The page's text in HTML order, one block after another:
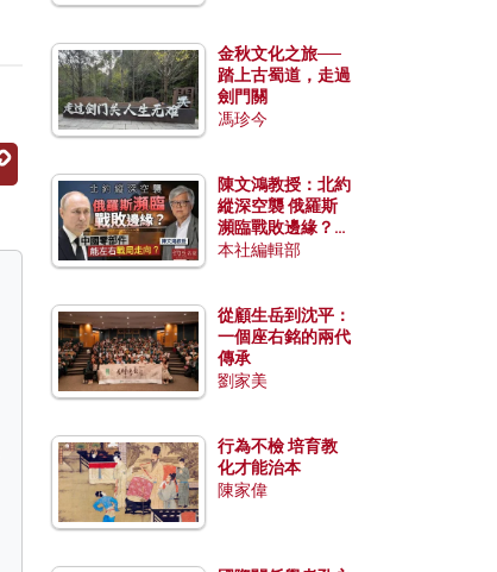
金秋文化之旅──
踏上古蜀道，走過
劍門關
馮珍今
陳文鴻教授：北約
縱深空襲 俄羅斯
瀕臨戰敗邊緣？中
國零部件能左右戰
本社編輯部
從顧生岳到沈平：
一個座右銘的兩代
傳承
劉家美
行為不檢 培育教
化才能治本
陳家偉